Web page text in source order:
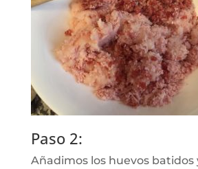
Paso 2:
Añadimos los huevos batidos